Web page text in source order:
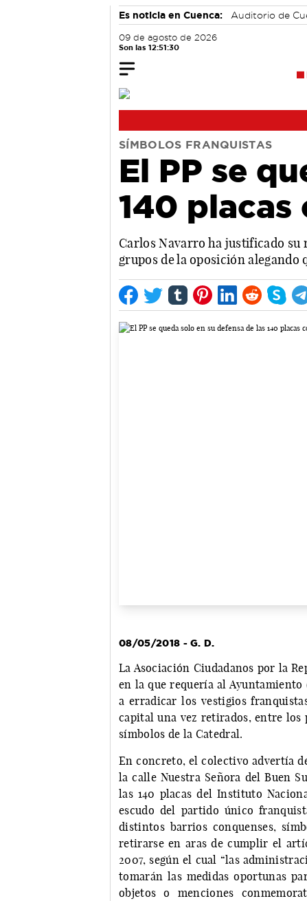
Es noticia en Cuenca: Auditorio de
09 de agosto de 2026
Son las 12:51:31
SÍMBOLOS FRANQUISTAS
El PP se
140 placas
Carlos Navarro ha justificado su
grupos de la oposición
08/05/2018 - G. D.
La Asociación Ciudadanos por la
en la que requería al Ayuntamiento
a erradicar los vestigios
capital una vez retirados, entre los
símbolos de la Catedral.
En concreto, el colectivo advertía
la calle Nuestra Señora del Buen
las 140 placas del Instituto
escudo del partido único
distintos barrios conquenses,
retirarse en aras de cumplir el
2007, según el cual “las
tomarán las medidas oportunas
objetos o menciones